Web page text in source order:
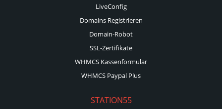
LiveConfig
Domains Registrieren
Domain-Robot
SSL-Zertifikate
WHMCS Kassenformular
WHMCS Paypal Plus
STATION55